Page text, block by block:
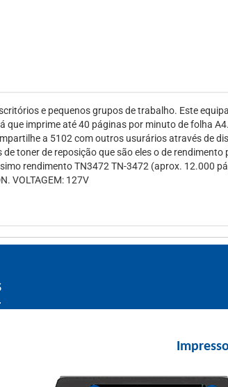
e pequenos grupos de trabalho. Este
que imprime até 40 páginas por minuto de folha
a 5102 com outros usurários através de
toner de reposição que são eles o de
rendimento TN3472 TN-3472 (aprox. 12.000
VOLTAGEM: 127V